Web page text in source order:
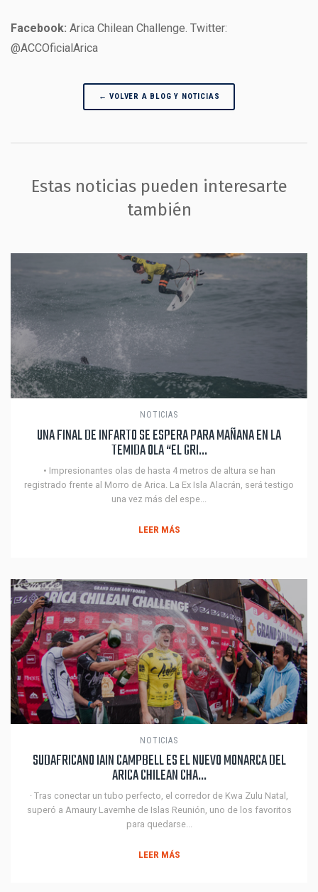
Facebook: Arica Chilean Challenge. Twitter:
@ACCOficialArica
← VOLVER A BLOG Y NOTICIAS
Estas noticias pueden interesarte
también
NOTICIAS
UNA FINAL DE INFARTO SE ESPERA PARA MAÑANA EN LA
TEMIDA OLA “EL GRI...
• Impresionantes olas de hasta 4 metros de altura se han
registrado frente al Morro de Arica. La Ex Isla Alacrán, será testigo
una vez más del espe...
LEER MÁS
NOTICIAS
SUDAFRICANO IAIN CAMPBELL ES EL NUEVO MONARCA DEL
ARICA CHILEAN CHA...
· Tras conectar un tubo perfecto, el corredor de Kwa Zulu Natal,
superó a Amaury Lavernhe de Islas Reunión, uno de los favoritos
para quedarse...
LEER MÁS